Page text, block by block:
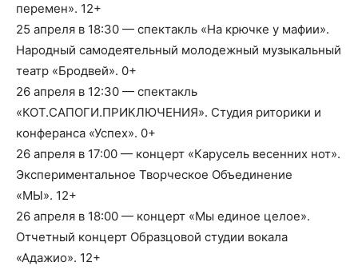
перемен». 12+
25 апреля в 18:30 — спектакль «На крючке у мафии».
Народный самодеятельный молодежный музыкальный
театр «Бродвей». 0+
26 апреля в 12:30 — спектакль
«КОТ.САПОГИ.ПРИКЛЮЧЕНИЯ». Студия риторики и
конферанса «Успех». 0+
26 апреля в 17:00 — концерт «Карусель весенних нот».
Экспериментальное Творческое Объединение
«МЫ». 12+
26 апреля в 18:00 — концерт «Мы единое целое».
Отчетный концерт Образцовой студии вокала
«Адажио». 12+